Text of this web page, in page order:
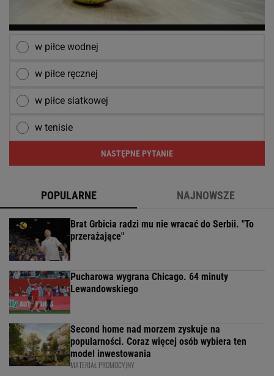
w piłce wodnej
w piłce ręcznej
w piłce siatkowej
w tenisie
NASTĘPNE PYTANIE
POPULARNE NAJNOWSZE
Brat Grbicia radzi mu nie wracać do Serbii. "To
przerażające"
Pucharowa wygrana Chicago. 64 minuty
Lewandowskiego
Second home nad morzem zyskuje na
popularności. Coraz więcej osób wybiera ten
model inwestowania
MATERIAŁ PROMOCYJNY